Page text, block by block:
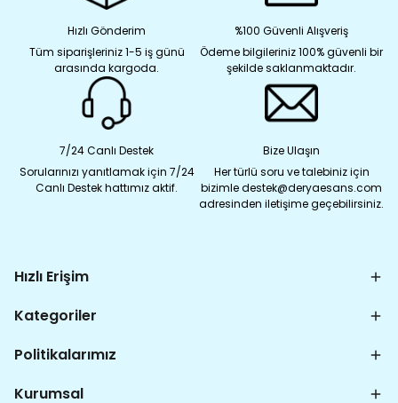
Hızlı Gönderim
Tüm siparişleriniz 1-5 iş günü
arasında kargoda.
%100 Güvenli Alışveriş
Ödeme bilgileriniz 100% güvenli bir
şekilde saklanmaktadır.
7/24 Canlı Destek
Sorularınızı yanıtlamak için 7/24
Canlı Destek hattımız aktif.
Bize Ulaşın
Her türlü soru ve talebiniz için
bizimle destek@deryaesans.com
adresinden iletişime geçebilirsiniz.
Hızlı Erişim
Kategoriler
Politikalarımız
Kurumsal